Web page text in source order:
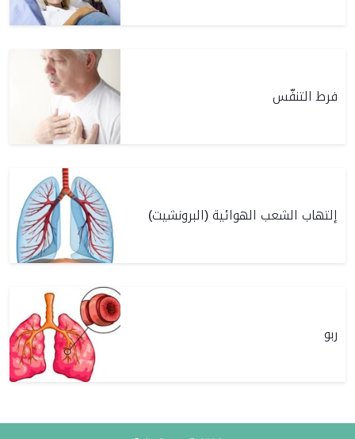
فرط التنفّس
إلتهاب الشعب الهوائية (البرونشيت)
ربو